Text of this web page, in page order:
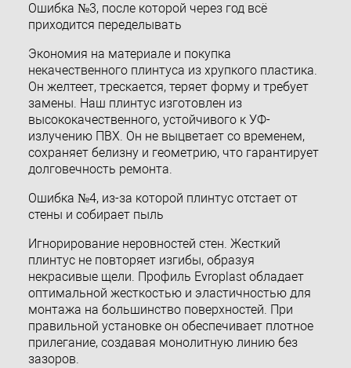
Ошибка №3, после которой через год всё
приходится переделывать
Экономия на материале и покупка
некачественного плинтуса из хрупкого пластика.
Он желтеет, трескается, теряет форму и требует
замены. Наш плинтус изготовлен из
высококачественного, устойчивого к УФ-
излучению ПВХ. Он не выцветает со временем,
сохраняет белизну и геометрию, что гарантирует
долговечность ремонта.
Ошибка №4, из-за которой плинтус отстает от
стены и собирает пыль
Игнорирование неровностей стен. Жесткий
плинтус не повторяет изгибы, образуя
некрасивые щели. Профиль Evroplast обладает
оптимальной жесткостью и эластичностью для
монтажа на большинство поверхностей. При
правильной установке он обеспечивает плотное
прилегание, создавая монолитную линию без
зазоров.